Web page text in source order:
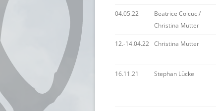
04.05.22
Beatrice Colcuc /
Christina Mutter
12.-14.04.22 Christina Mutter
16.11.21 Stephan Lücke